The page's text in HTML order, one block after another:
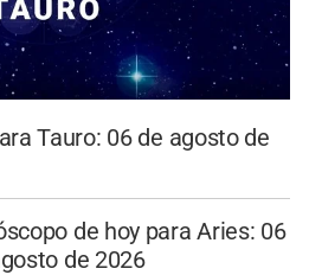
Tauro: 06 de agosto de
de hoy para Aries: 06
de 2026